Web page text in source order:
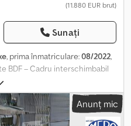
(11.880 EUR brut)
Sunați
, prima înmatriculare:08/2022,
BDF – Cadru interschimbabil
înmatriculare: 04.08.2022 ·
kg · Anvelope: 385/65 R
imediat Echipamente
· Cadru zincat · SAF – Axa
Anunț mic